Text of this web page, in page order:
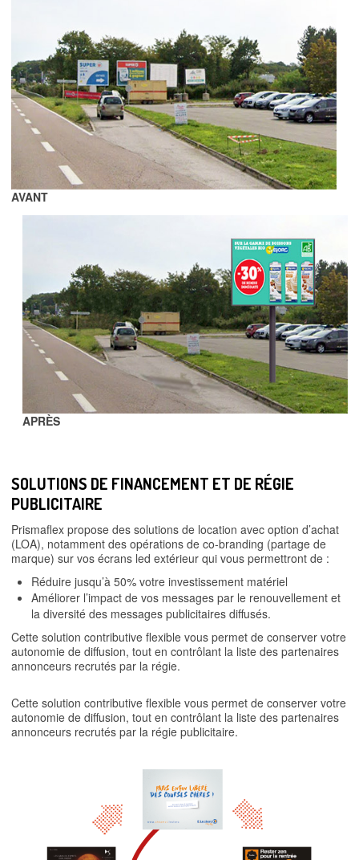
AVANT
APRÈS
SOLUTIONS DE FINANCEMENT ET DE RÉGIE
PUBLICITAIRE
Prismaflex propose des solutions de location avec option d’achat
(LOA), notamment des opérations de co-branding (partage de
marque) sur vos écrans led extérieur qui vous permettront de :
Réduire jusqu’à 50% votre investissement matériel
Améliorer l’impact de vos messages par le renouvellement et
la diversité des messages publicitaires diffusés.
Cette solution contributive flexible vous permet de conserver votre
autonomie de diffusion, tout en contrôlant la liste des partenaires
annonceurs recrutés par la régie.
Cette solution contributive flexible vous permet de conserver votre
autonomie de diffusion, tout en contrôlant la liste des partenaires
annonceurs recrutés par la régie publicitaire.